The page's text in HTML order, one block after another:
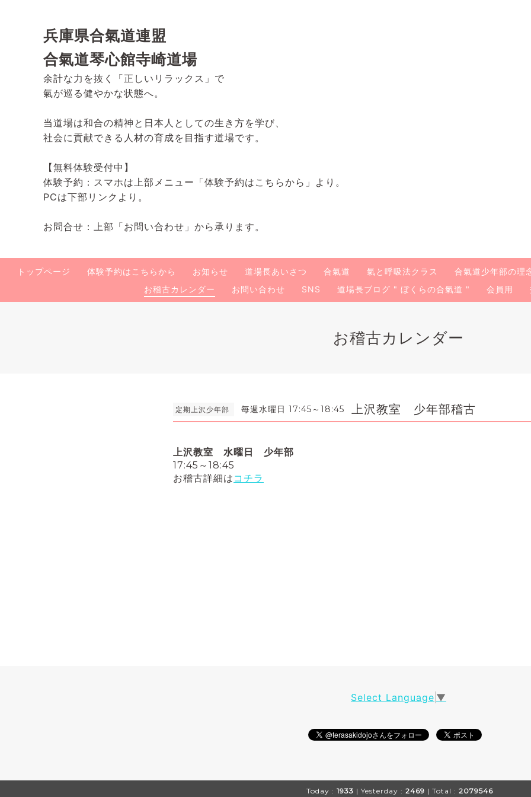
兵庫県合氣道連盟
合氣道琴心館寺崎道場
余計な力を抜く「正しいリラックス」で
氣が巡る健やかな状態へ。
当道場は和合の精神と日本人としての生き方を学び、
社会に貢献できる人材の育成を目指す道場です。
【無料体験受付中】
体験予約：スマホは上部メニュー「体験予約はこちらから」より。
PCは下部リンクより。
お問合せ：上部「お問い合わせ」から承ります。
トップページ 体験予約はこちらから お知らせ 道場長あいさつ 合氣道 氣と呼吸法クラス 合氣道少年部の理
お稽古カレンダー
お問い合わせ SNS 道場長ブログ " ぼくらの合氣道 " 会員用
お稽古カレンダー
定期上沢少年部 毎週水曜日 17:45～18:45 上沢教室 少年部稽古
上沢教室 水曜日 少年部
17:45～18:45
お稽古詳細は コチラ
Select Language ▼
Today : 1933 | Yesterday : 2469 | Total : 2079546